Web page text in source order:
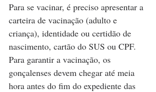
Para se vacinar, é preciso apresentar a
carteira de vacinação (adulto e
criança), identidade ou certidão de
nascimento, cartão do SUS ou CPF.
Para garantir a vacinação, os
gonçalenses devem chegar até meia
hora antes do fim do expediente das